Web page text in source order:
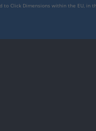
Click Dimensions within the EU, in